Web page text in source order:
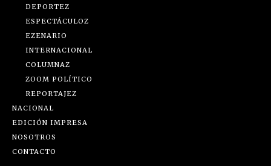
DEPORTEZ
ESPECTÁCULOZ
EZENARIO
INTERNACIONAL
COLUMNAZ
ZOOM POLÍTICO
REPORTAJEZ
NACIONAL
EDICIÓN IMPRESA
NOSOTROS
CONTACTO